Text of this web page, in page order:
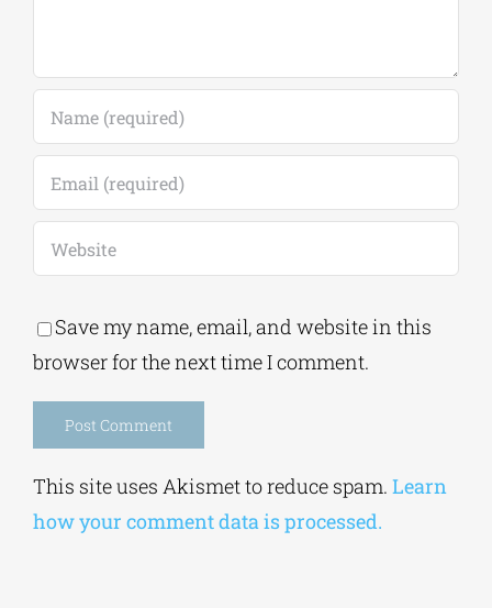
Save my name, email, and website in this
browser for the next time I comment.
This site uses Akismet to reduce spam. Learn
how your comment data is processed.